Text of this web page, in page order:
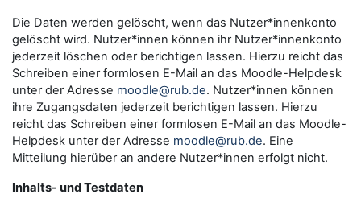
Die Daten werden gelöscht, wenn das Nutzer*innenkonto
gelöscht wird. Nutzer*innen können ihr Nutzer*innenkonto
jederzeit löschen oder berichtigen lassen. Hierzu reicht das
Schreiben einer formlosen E-Mail an das Moodle-Helpdesk
unter der Adresse moodle@rub.de. Nutzer*innen können
ihre Zugangsdaten jederzeit berichtigen lassen. Hierzu
reicht das Schreiben einer formlosen E-Mail an das Moodle-
Helpdesk unter der Adresse moodle@rub.de. Eine
Mitteilung hierüber an andere Nutzer*innen erfolgt nicht.
Inhalts- und Testdaten